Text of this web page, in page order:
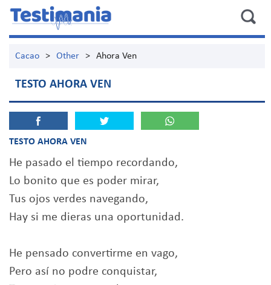
Cacao > Other > Ahora Ven
TESTO AHORA VEN
TESTO AHORA VEN
He pasado el tiempo recordando,
Lo bonito que es poder mirar,
Tus ojos verdes navegando,
Hay si me dieras una oportunidad.
He pensado convertirme en vago,
Pero así no podre conquistar,